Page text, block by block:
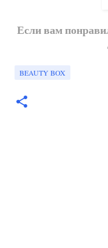
Если вам
BEAUTY BOX